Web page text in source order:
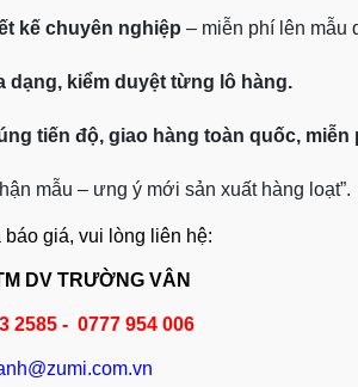
kế chuyên nghiệp – miễn phí lên mẫu
dạng, kiểm duyệt từng lô hàng.
tiến độ, giao hàng toàn quốc, miễn
mẫu – ưng ý mới sản xuất hàng loạt”.
giá, vui lòng liên hệ:
DV TRƯỜNG VÂN
2585 - 0777 954 006